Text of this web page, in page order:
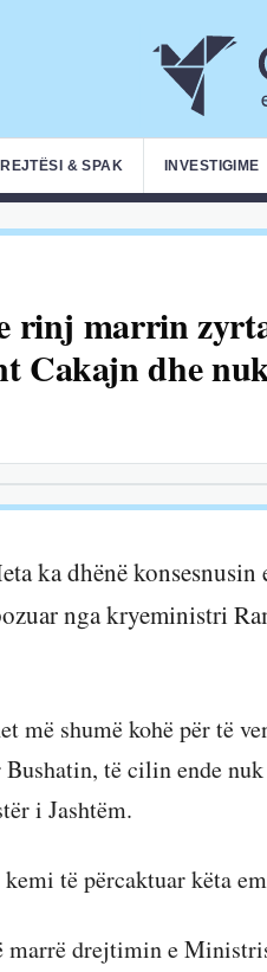
& SPAK INVESTIGIME
rinj marrin
Cakajn dhe
ka dhënë konsesnusin
nga kryeministri
më shumë kohë për të
të cilin ende
i Jashtëm.
të përcaktuar këta
drejtimin e